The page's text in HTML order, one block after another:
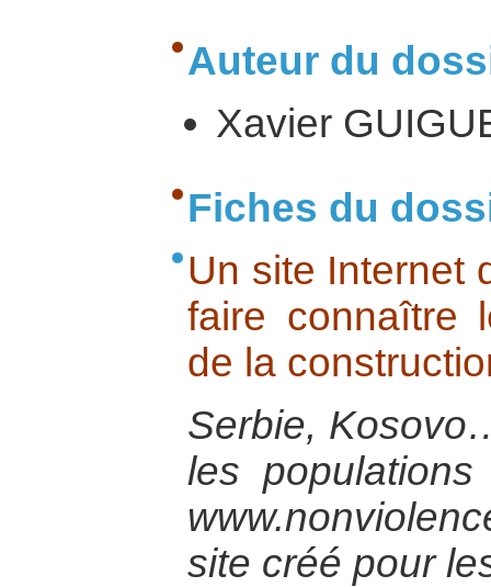
Auteur du
Xavier
Fiches du
Un site Internet
faire connaître
de la
Serbie,
les
site créé pour